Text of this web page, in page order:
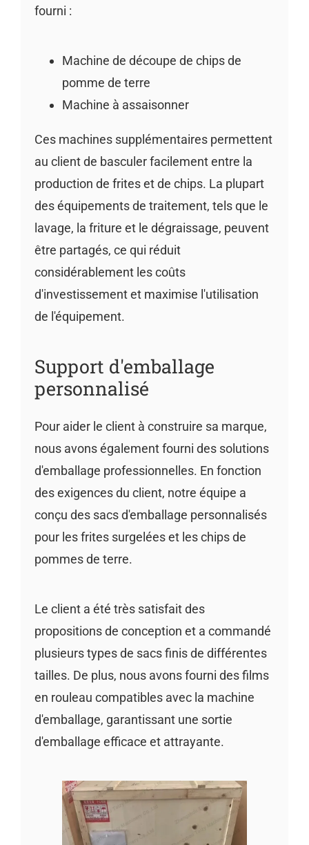
fourni :
Machine de découpe de chips de
pomme de terre
Machine à assaisonner
Ces machines supplémentaires permettent
au client de basculer facilement entre la
production de frites et de chips. La plupart
des équipements de traitement, tels que le
lavage, la friture et le dégraissage, peuvent
être partagés, ce qui réduit
considérablement les coûts
d'investissement et maximise l'utilisation
de l'équipement.
Support d'emballage
personnalisé
Pour aider le client à construire sa marque,
nous avons également fourni des solutions
d'emballage professionnelles. En fonction
des exigences du client, notre équipe a
conçu des sacs d'emballage personnalisés
pour les frites surgelées et les chips de
pommes de terre.
Le client a été très satisfait des
propositions de conception et a commandé
plusieurs types de sacs finis de différentes
tailles. De plus, nous avons fourni des films
en rouleau compatibles avec la machine
d'emballage, garantissant une sortie
d'emballage efficace et attrayante.